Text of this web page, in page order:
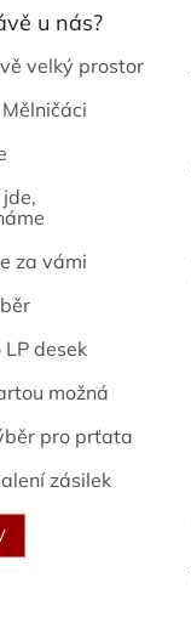
u nás?
velký prostor
za vámi
desek
možná
pro prťata
zásilek